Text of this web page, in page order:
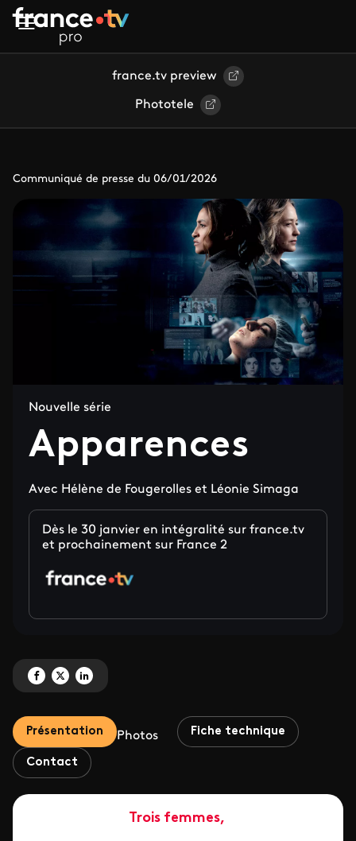
Aller au contenu principal
france.tv preview
Phototele
Communiqué de presse du 06/01/2026
Nouvelle série
Apparences
Avec Hélène de Fougerolles et Léonie Simaga
Dès le 30 janvier en intégralité sur france.tv
et prochainement sur France 2
Partagez 'Apparences' sur Facebook
Partagez 'Apparences' sur X
Partagez 'Apparences' sur LinkedIn
Présentation Photos Fiche technique
Contact
Trois femmes,